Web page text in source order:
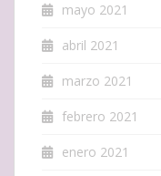
mayo 2021
abril 2021
marzo 2021
febrero 2021
enero 2021